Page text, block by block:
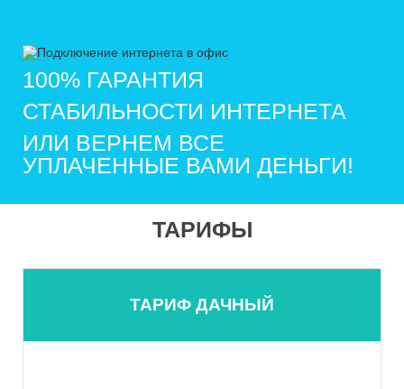
100% ГАРАНТИЯ
СТАБИЛЬНОСТИ ИНТЕРНЕТА
ИЛИ ВЕРНЕМ ВСЕ
УПЛАЧЕННЫЕ ВАМИ ДЕНЬГИ!
ТАРИФЫ
ТАРИФ ДАЧНЫЙ